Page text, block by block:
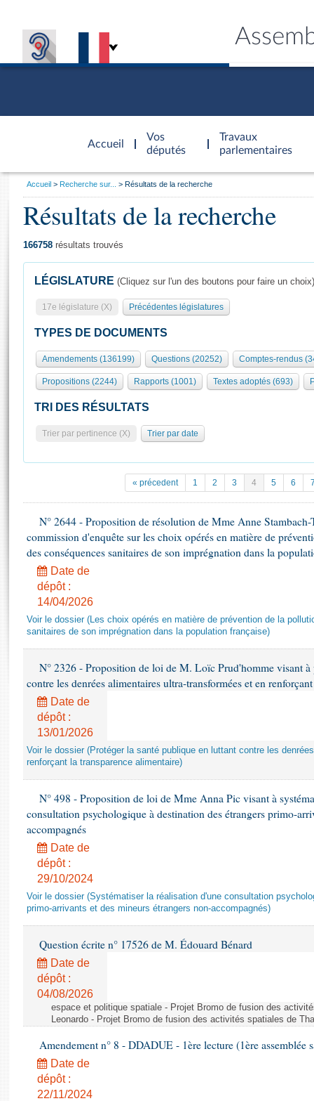
Accueil
d'accueil
Vos
députés
Travaux
parlementaires
Présidence
577 députés
Groupes politiques
Séance publique
Commissions et autres organes
Europe et International
Pétitions
Projets de loi
Propositions de loi
Amendements
Textes adoptés
Rapports d'information
Rapports d'enquête
Rapports législatifs
Rapports sur l'application des lois
Baromètre de l’application des lois
Dossiers législatifs
Questions écrites et orales
Général
Rôle et pouvoirs de l'Assemblée
Organisation de l'Assemblée
Présidence Conférence des Présidents Bureau Collège des
Statistiques et chiffres clés
Documents de référence
( Constitution | Règlement de l'Assemblée ... )
Juniors
Anciennes législatures
Liens vers les sites publics
Visiter l'Assemblée
Visite virtuelle du palais Bourbon
Assister à une séance
Contacts et plan d'accès
Photos libres de droit
Vous
Accueil Recherche sur... Résultats de la recherche
Résultats de la recherche
166758 résultats trouvés
LÉGISLATURE (Cliquez sur l'un des boutons pour faire un choix)
17e législature (X) Précédentes législatures
TYPES DE DOCUMENTS
Amendements (136199) Questions (20252) Comptes-rendus
Propositions (2244) Rapports (1001) Textes adoptés (693)
TRI DES RÉSULTATS
Trier par pertinence (X) Trier par date
« précedent 1 2 3 4 5 6
N° 2644 - Proposition de résolution de Mme Anne
commission d'enquête sur les choix opérés en matière de
des conséquences sanitaires de son imprégnation dans la
Date de
dépôt :
14/04/2026
Voir le dossier (Les choix opérés en matière de prévention de la
sanitaires de son imprégnation dans la population française)
N° 2326 - Proposition de loi de M. Loïc Prud'homme visant
contre les denrées alimentaires ultra-transformées et en
Date de
dépôt :
13/01/2026
Voir le dossier (Protéger la santé publique en luttant contre les
renforçant la transparence alimentaire)
N° 498 - Proposition de loi de Mme Anna Pic visant à
consultation psychologique à destination des étrangers primo-
accompagnés
Date de
dépôt :
29/10/2024
Voir le dossier (Systématiser la réalisation d'une consultation
primo-arrivants et des mineurs étrangers non-accompagnés)
Question écrite n° 17526 de M. Édouard Bénard
Date de
dépôt :
04/08/2026
espace et politique spatiale - Projet Bromo de fusion des
Leonardo - Projet Bromo de fusion des activités spatiales de
Amendement n° 8 - DDADUE - 1ère lecture (1ère assemblée
Date de
dépôt :
22/11/2024